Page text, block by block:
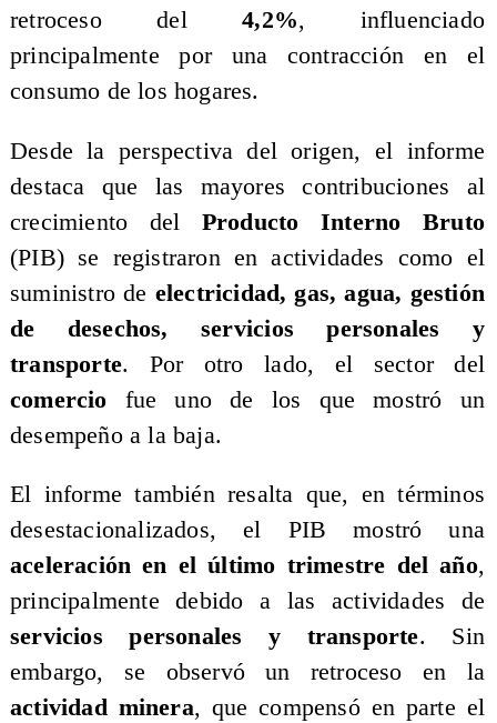
retroceso del4,2%, influenciado
principalmente por una contracción en el
consumo de los hogares.
​Desde la perspectiva del origen, el informe
destaca que las mayores contribuciones al
crecimiento del Producto Interno Bruto
(PIB) se registraron en actividades como el
suministro de electricidad, gas, agua, gestión
de desechos, servicios personales y
transporte. Por otro lado, el sector del
comercio fue uno de los que mostró un
desempeño a la baja.
​El informe también resalta que, en términos
desestacionalizados, el PIB mostró una
aceleración en el último trimestre del año,
principalmente debido a las actividades de
servicios personales y transporte. Sin
embargo, se observó un retroceso en la
actividad minera, que compensó en parte el